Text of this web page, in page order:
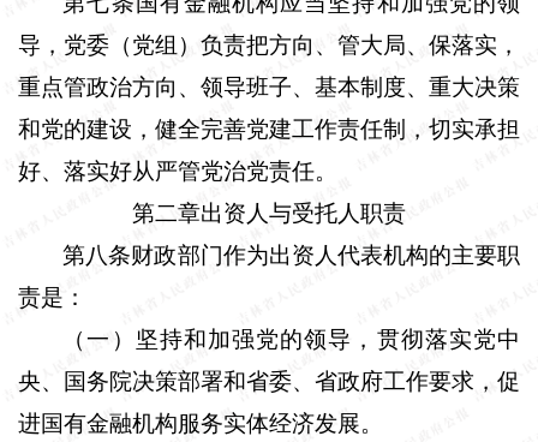
导，党委（党组）负责把方向、管大局、保落实，
重点管政治方向、领导班子、基本制度、重大决策
和党的建设，健全完善党建工作责任制，切实承担
好、落实好从严管党治党责任。
第二章出资人与受托人职责
第八条财政部门作为出资人代表机构的主要职
责是：
（一）坚持和加强党的领导，贯彻落实党中
央、国务院决策部署和省委、省政府工作要求，促
进国有金融机构服务实体经济发展。